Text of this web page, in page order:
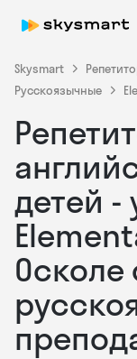
Skysmart
Русскоязычные
детей -
Осколе
Skysmart